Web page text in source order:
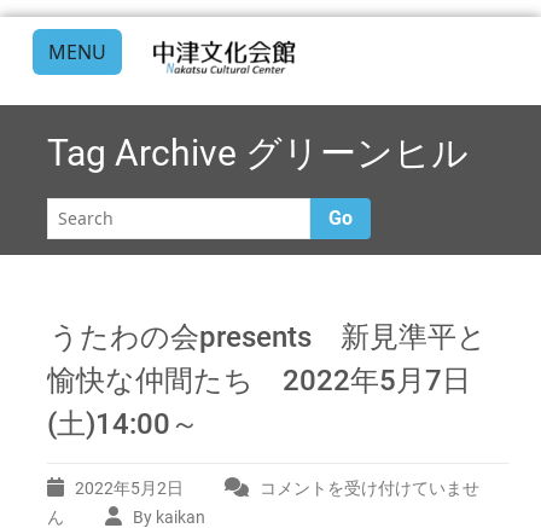
MENU
Tag Archive グリーンヒル
Go
うたわの会presents 新見準平と
愉快な仲間たち 2022年5月7日
(土)14:00～
2022年5月2日
う
コメントを受け付けていませ
ん
By kaikan